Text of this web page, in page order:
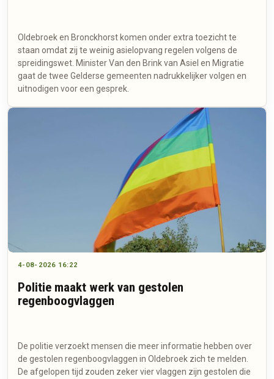
Oldebroek en Bronckhorst komen onder extra toezicht te
staan omdat zij te weinig asielopvang regelen volgens de
spreidingswet. Minister Van den Brink van Asiel en Migratie
gaat de twee Gelderse gemeenten nadrukkelijker volgen en
uitnodigen voor een gesprek.
4-08-2026 16:22
Politie maakt werk van gestolen
regenboogvlaggen
De politie verzoekt mensen die meer informatie hebben over
de gestolen regenboogvlaggen in Oldebroek zich te melden.
De afgelopen tijd zouden zeker vier vlaggen zijn gestolen die